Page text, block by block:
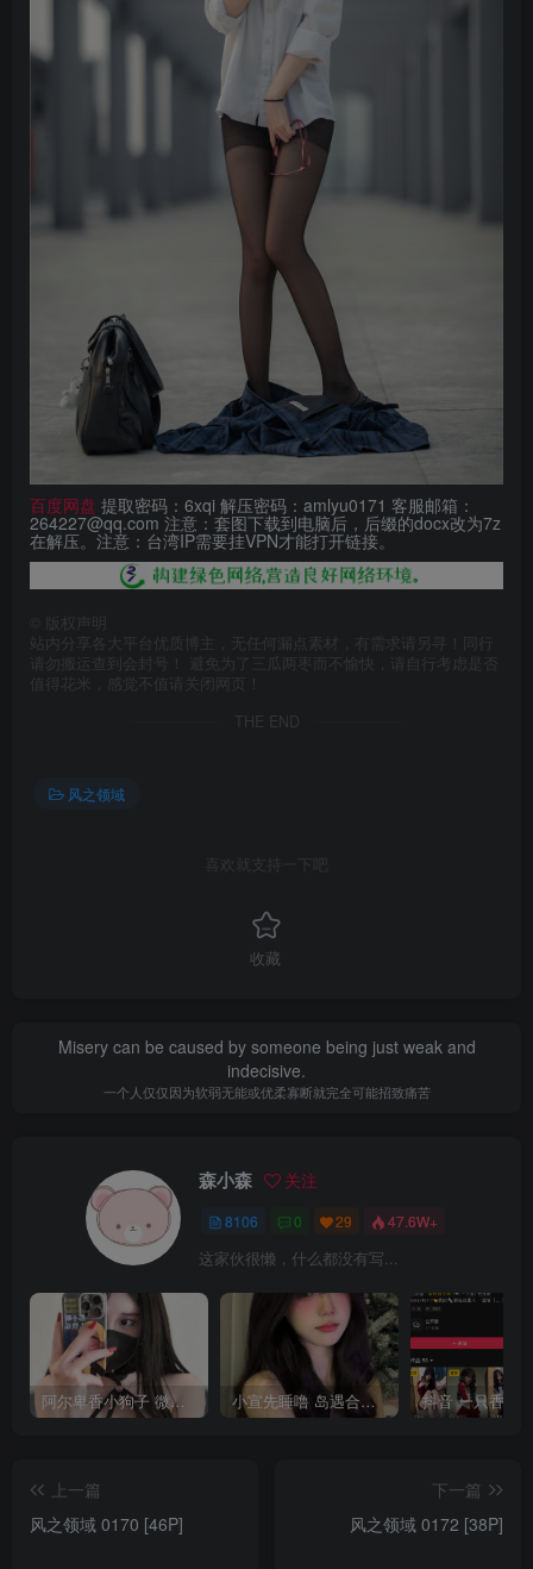
百度网盘 提取密码：6xqi 解压密码：amlyu0171 客服邮箱：
264227@qq.com 注意：套图下载到电脑后，后缀的docx改为7z
在解压。注意：台湾IP需要挂VPN才能打开链接。
版权声明
站内分享各大平台优质博主，无任何漏点素材，有需求请另寻！同行
请勿搬运查到会封号！ 避免为了三瓜两枣而不愉快，请自行考虑是否
值得花米，感觉不值请关闭网页！
THE END
风之领域
喜欢就支持一下吧
收藏
Misery can be caused by someone being just weak and
indecisive.
一个人仅仅因为软弱无能或优柔寡断就完全可能招致痛苦
森小森 关注
8106 0 29 47.6W+
这家伙很懒，什么都没有写...
阿尔卑香小狗子 微密圈合集[40套][持续更新2023.12.14] 小宣先睡噜 岛遇合集[持续更新2025.08.27]
上一篇
风之领域 0170 [46P]
下一篇
风之领域 0172 [38P]